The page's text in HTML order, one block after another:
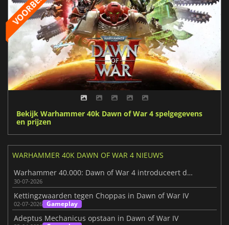
Bekijk Warhammer 40k Dawn of War 4 spelgegevens
en prijzen
WARHAMMER 40K DAWN OF WAR 4 NIEUWS
Warhammer 40.000: Dawn of War 4 introduceert de Necron-factie
30-07-2026
Kettingzwaarden tegen Choppas in Dawn of War IV
02-07-2026 Gameplay
Adeptus Mechanicus opstaan in Dawn of War IV